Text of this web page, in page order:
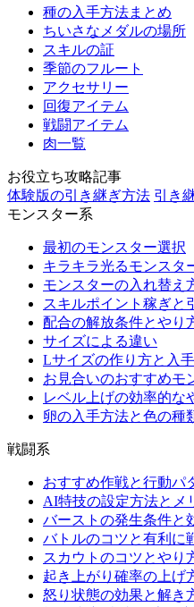
種の入手方法まとめ
ちいさなメダルの場所
スキルの証
季節のフルート
アクセサリー
回復アイテム
戦闘アイテム
肉一覧
お役立ち攻略記事
体験版の引き継ぎ方法 引き
モンスター系
最初のモンスター選択
キラキラ光るモンスタ
モンスターの入れ替え
スキルポイント稼ぎと
配合の解放条件とやり
サイズによる違い
Lサイズの作り方と入
お見合いのおすすめモ
レベル上げの効率的な
卵の入手方法と色の種
戦闘系
おすすめ作戦と行動パ
AI特技の設定方法とメ
バーストの発生条件と
バトルのコツと有利に
スカウトのコツとやり
起き上がり確率の上げ
怒り状態の効果と解き